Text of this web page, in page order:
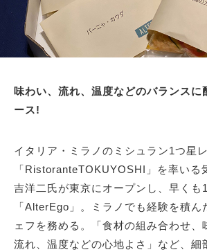
味わい、流れ、温度などのバランスに
ース!
イタリア・ミラノのミシュラン1つ星
「RistoranteTOKUYOSHI」を率いる
吉洋二氏が東京にオープンし、早くも
「AlterEgo」。ミラノでも経験を積ん
ェフを務める。「食材の組み合わせ、
流れ、温度などの心地よさ」など、細